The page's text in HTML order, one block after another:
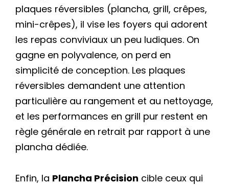
plaques réversibles (plancha, grill, crêpes,
mini-crêpes), il vise les foyers qui adorent
les repas conviviaux un peu ludiques. On
gagne en polyvalence, on perd en
simplicité de conception. Les plaques
réversibles demandent une attention
particulière au rangement et au nettoyage,
et les performances en grill pur restent en
règle générale en retrait par rapport à une
plancha dédiée.
Enfin, la Plancha Précision cible ceux qui